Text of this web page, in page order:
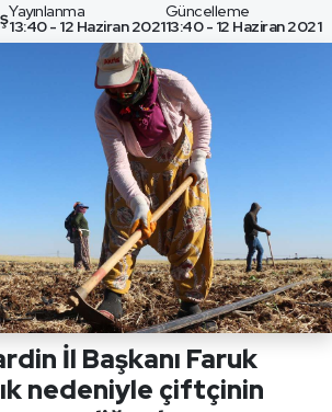
Yayınlanma
13:40 - 12 Haziran 2021
Güncelleme
13:40 - 12 Haziran 2021
İl Başkanı Faruk
nedeniyle çiftçinin